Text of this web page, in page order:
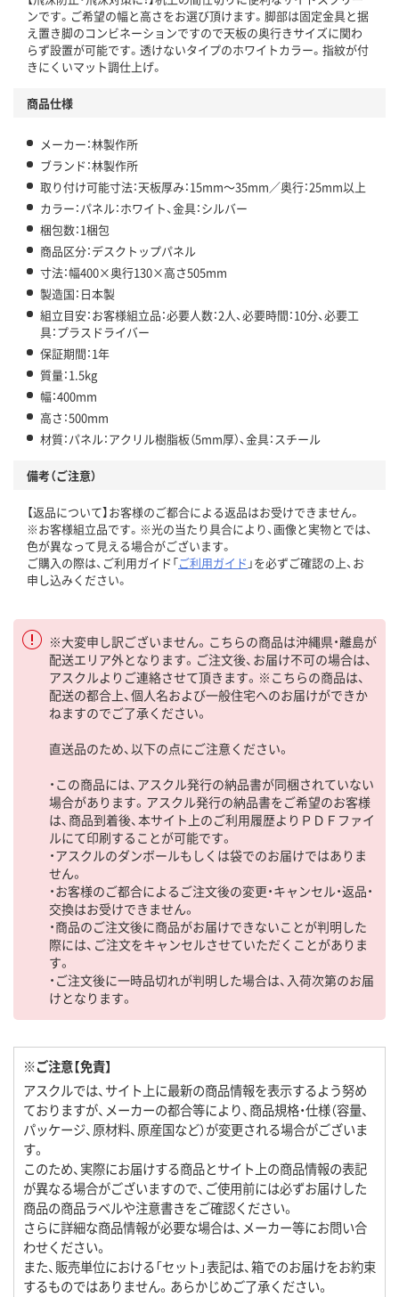
ンです。ご希望の幅と高さをお選び頂けます。脚部は固定金具と据
え置き脚のコンビネーションですので天板の奥行きサイズに関わ
らず設置が可能です。透けないタイプのホワイトカラー。指紋が付
きにくいマット調仕上げ。
商品仕様
メーカー：林製作所
ブランド：林製作所
取り付け可能寸法：天板厚み：15mm～35mm／奥行：25mm以上
カラー：パネル：ホワイト、金具：シルバー
梱包数：1梱包
商品区分：デスクトップパネル
寸法：幅400×奥行130×高さ505mm
製造国：日本製
組立目安：お客様組立品：必要人数：2人、必要時間：10分、必要工
具：プラスドライバー
保証期間：1年
質量：1.5kg
幅：400mm
高さ：500mm
材質：パネル：アクリル樹脂板（5mm厚）、金具：スチール
備考（ご注意）
【返品について】お客様のご都合による返品はお受けできません。
※お客様組立品です。※光の当たり具合により、画像と実物とでは、
色が異なって見える場合がございます。
ご購入の際は、ご利用ガイド「ご利用ガイド 」を必ずご確認の上、お
申し込みください。
※大変申し訳ございません。こちらの商品は沖縄県・離島が
配送エリア外となります。ご注文後、お届け不可の場合は、
アスクルよりご連絡させて頂きます。※こちらの商品は、
配送の都合上、個人名および一般住宅へのお届けができか
ねますのでご了承ください。
直送品のため、以下の点にご注意ください。
・この商品には、アスクル発行の納品書が同梱されていない
場合があります。アスクル発行の納品書をご希望のお客様
は、商品到着後、本サイト上のご利用履歴よりＰＤＦファイ
ルにて印刷することが可能です。
・アスクルのダンボールもしくは袋でのお届けではありま
せん。
・お客様のご都合によるご注文後の変更・キャンセル・返品・
交換はお受けできません。
・商品のご注文後に商品がお届けできないことが判明した
際には、ご注文をキャンセルさせていただくことがありま
す。
・ご注文後に一時品切れが判明した場合は、入荷次第のお届
けとなります。
※ご注意【免責】
アスクルでは、サイト上に最新の商品情報を表示するよう努め
ておりますが、メーカーの都合等により、商品規格・仕様（容量、
パッケージ、原材料、原産国など）が変更される場合がございま
す。
このため、実際にお届けする商品とサイト上の商品情報の表記
が異なる場合がございますので、ご使用前には必ずお届けした
商品の商品ラベルや注意書きをご確認ください。
さらに詳細な商品情報が必要な場合は、メーカー等にお問い合
わせください。
また、販売単位における「セット」表記は、箱でのお届けをお約束
するものではありません。あらかじめご了承ください。